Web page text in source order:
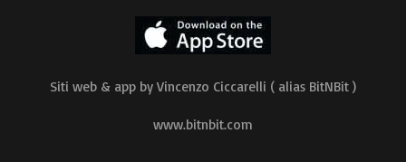
Siti web & app by Vincenzo Ciccarelli ( alias BitNBit )
www.bitnbit.com